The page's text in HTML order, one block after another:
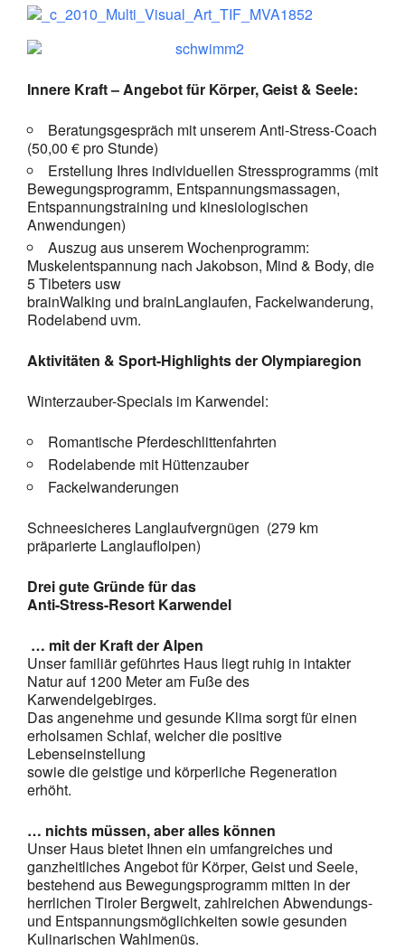
Innere Kraft – Angebot für Körper, Geist & Seele:
Beratungsgespräch mit unserem Anti-Stress-Coach
(50,00 € pro Stunde)
Erstellung Ihres individuellen Stressprogramms (mit
Bewegungsprogramm, Entspannungsmassagen,
Entspannungstraining und kinesiologischen
Anwendungen)
Auszug aus unserem Wochenprogramm:
Muskelentspannung nach Jakobson, Mind & Body, die
5 Tibeters usw
brainWalking und brainLanglaufen, Fackelwanderung,
Rodelabend uvm.
Aktivitäten & Sport-Highlights der Olympiaregion
Winterzauber-Specials im Karwendel:
Romantische Pferdeschlittenfahrten
Rodelabende mit Hüttenzauber
Fackelwanderungen
Schneesicheres Langlaufvergnügen (279 km
präparierte Langlaufloipen)
Drei gute Gründe für das
Anti-Stress-Resort Karwendel
… mit der Kraft der Alpen
Unser familiär geführtes Haus liegt ruhig in intakter
Natur auf 1200 Meter am Fuße des
Karwendelgebirges.
Das angenehme und gesunde Klima sorgt für einen
erholsamen Schlaf, welcher die positive
Lebenseinstellung
sowie die geistige und körperliche Regeneration
erhöht.
… nichts müssen, aber alles können
Unser Haus bietet Ihnen ein umfangreiches und
ganzheitliches Angebot für Körper, Geist und Seele,
bestehend aus Bewegungsprogramm mitten in der
herrlichen Tiroler Bergwelt, zahlreichen Abwendungs-
und Entspannungsmöglichkeiten sowie gesunden
Kulinarischen Wahlmenüs.